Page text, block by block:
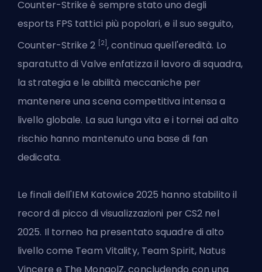
Counter-Strike è sempre stato uno degli
esports FPS tattici più popolari, e il suo seguito,
Counter-Strike 2 [2], continua quell'eredità. Lo
sparatutto di Valve enfatizza il lavoro di squadra,
la strategia e le abilità meccaniche per
mantenere una scena competitiva intensa a
livello globale. La sua lunga vita e i tornei ad alto
rischio hanno mantenuto una base di fan
dedicata.
Le finali dell'IEM Katowice 2025 hanno stabilito il
record di picco di visualizzazioni per CS2 nel
2025. Il torneo ha presentato squadre di alto
livello come Team Vitality, Team Spirit, Natus